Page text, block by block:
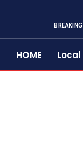
HOME Local